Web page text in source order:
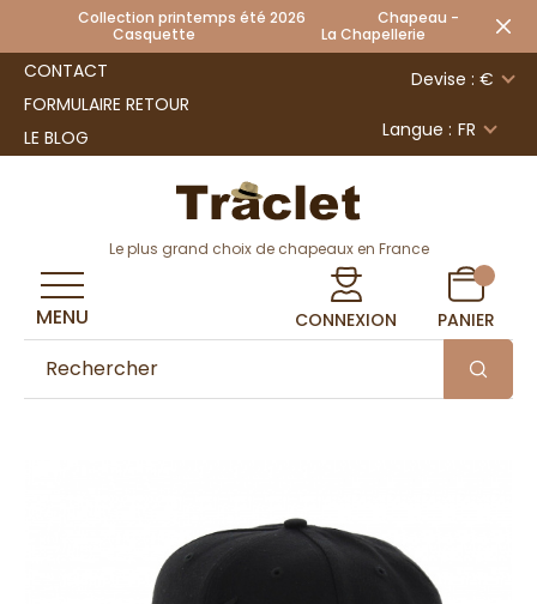
Collection printemps été 2026 Chapeau -
Casquette La Chapellerie
CONTACT
FORMULAIRE RETOUR
LE BLOG
Devise : €
Langue : FR
Le plus grand choix de chapeaux en France
CONNEXION PANIER
MENU